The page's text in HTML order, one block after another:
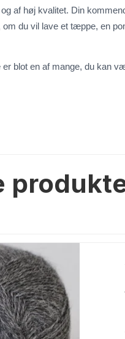
Uld/silke
af høj kvalitet. Din
du vil lave et tæppe, en
blot en af mange, du kan